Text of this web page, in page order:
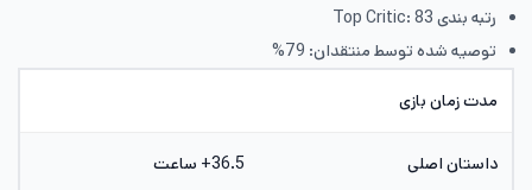
رتبه بندی Top Critic: 83
توصیه شده توسط منتقدان: 79%
مدت زمان بازی
داستان اصلی 36.5+ ساعت